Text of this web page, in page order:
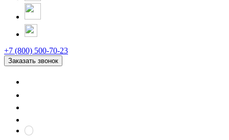
+7 (800) 500-70-23
Заказать звонок